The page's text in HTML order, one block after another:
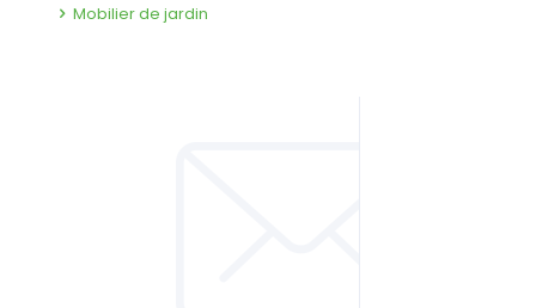
Mobilier de jardin